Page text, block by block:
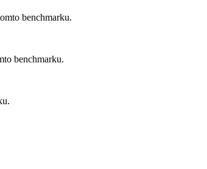
benchmarku.
benchmarku.